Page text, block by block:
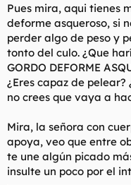
Pues mira, aqui tienes
deforme asqueroso, si
perder algo de peso y
tonto del culo. ¿Que
GORDO DEFORME
¿Eres capaz de
no crees que vaya a
Mira, la señora con
apoya, veo que entre
te une algún picado
insulte un poco por el